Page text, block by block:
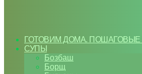
ГОТОВИМ ДОМА.
СУПЫ
Бозбаш
Борщ